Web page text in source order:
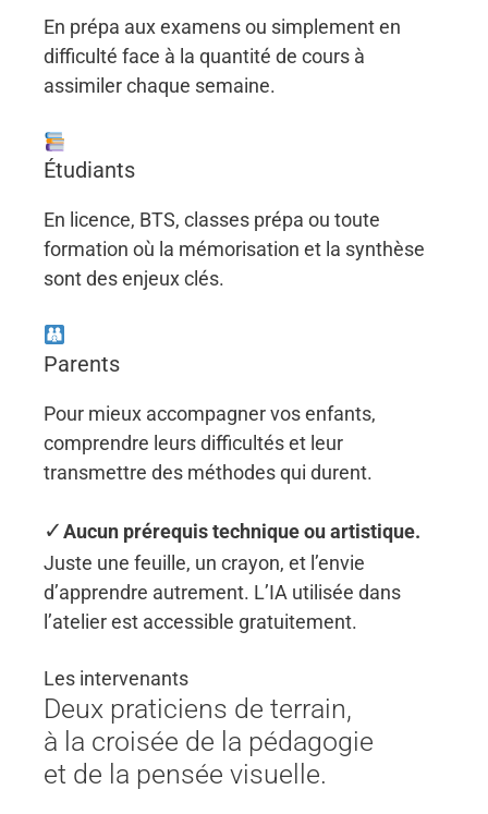
En prépa aux examens ou simplement en
difficulté face à la quantité de cours à
assimiler chaque semaine.
Étudiants
En licence, BTS, classes prépa ou toute
formation où la mémorisation et la synthèse
sont des enjeux clés.
Parents
Pour mieux accompagner vos enfants,
comprendre leurs difficultés et leur
transmettre des méthodes qui durent.
✓Aucun prérequis technique ou artistique.
Juste une feuille, un crayon, et l’envie
d’apprendre autrement. L’IA utilisée dans
l’atelier est accessible gratuitement.
Les intervenants
Deux praticiens de terrain,
à la croisée de la pédagogie
et de la pensée visuelle.